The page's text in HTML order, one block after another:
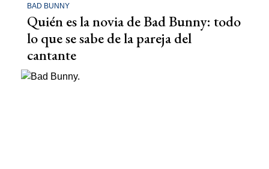
BAD BUNNY
Quién es la novia de Bad Bunny: todo
lo que se sabe de la pareja del
cantante